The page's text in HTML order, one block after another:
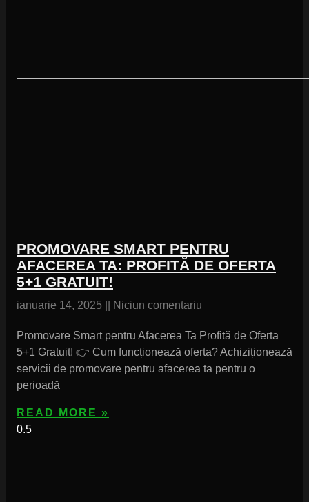
PROMOVARE SMART PENTRU
AFACEREA TA: PROFITĂ DE OFERTA
5+1 GRATUIT!
ianuarie 14, 2025 Niciun comentariu
Promovare Smart pentru Afacerea Ta Profită de Oferta
5+1 Gratuit! 👉 Cum funcționează oferta? Achiziționează
servicii de promovare pentru afacerea ta pentru o
perioadă
READ MORE »